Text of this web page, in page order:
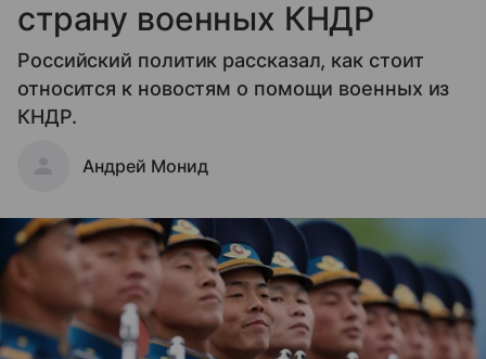
страну военных КНДР
Российский политик рассказал, как стоит
относится к новостям о помощи военных из
КНДР.
Андрей Монид